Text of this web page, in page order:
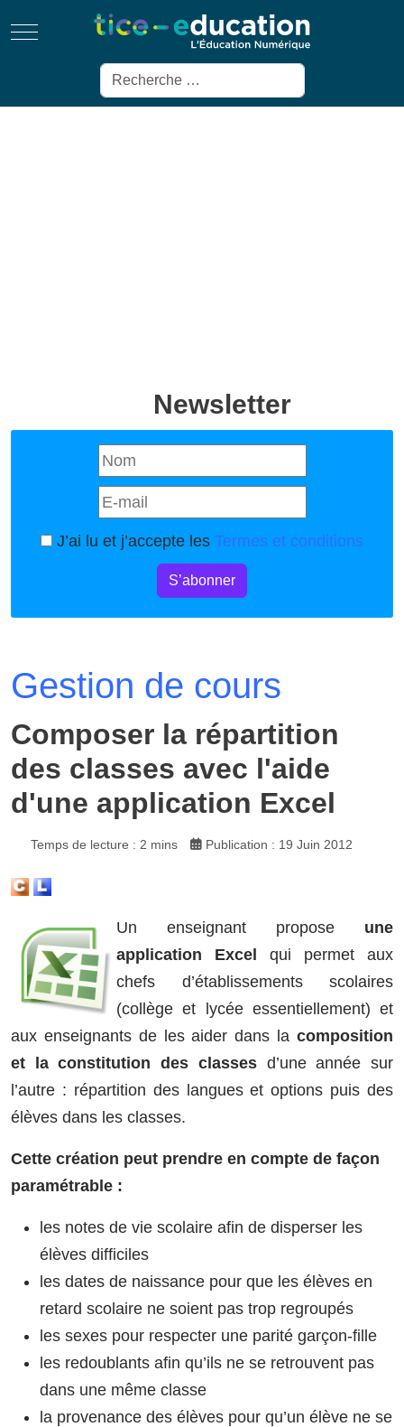
Mobile Menu Toggle
Rechercher
Newsletter
J’ai lu et j’accepte les Termes et conditions
S’abonner
Gestion de cours
Composer la répartition
des classes avec l'aide
d'une application Excel
Temps de lecture : 2 mins Publication : 19 Juin 2012
Un enseignant propose une
application Excel qui permet aux
chefs d’établissements scolaires
(collège et lycée essentiellement) et
aux enseignants de les aider dans la composition
et la constitution des classesd’une année sur
l’autre : répartition des langues et options puis des
élèves dans les classes.
Cette création peut prendre en compte de façon
paramétrable :
les notes de vie scolaire afin de disperser les
élèves difficiles
les dates de naissance pour que les élèves en
retard scolaire ne soient pas trop regroupés
les sexes pour respecter une parité garçon-fille
les redoublants afin qu’ils ne se retrouvent pas
dans une même classe
la provenance des élèves pour qu’un élève ne se